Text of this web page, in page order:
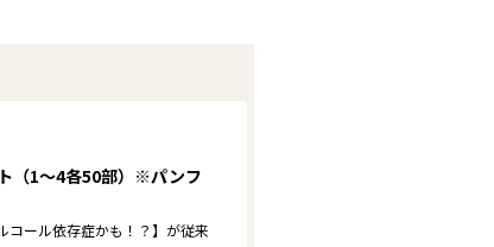
（1～4各50部）※パンフ
コール依存症かも！？】が従来